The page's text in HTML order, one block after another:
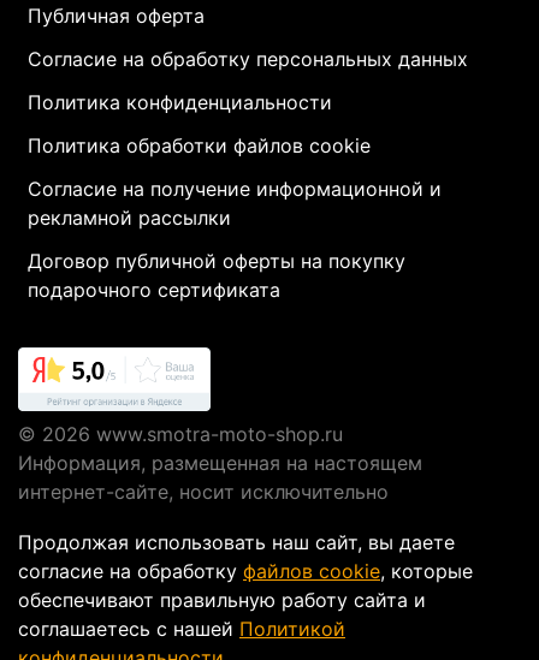
Публичная оферта
Согласие на обработку персональных данных
Политика конфиденциальности
Политика обработки файлов cookie
Согласие на получение информационной и
рекламной рассылки
Договор публичной оферты на покупку
подарочного сертификата
© 2026 www.smotra-moto-shop.ru
Информация, размещенная на настоящем
интернет-сайте, носит исключительно
публичной офертой, определяемой положениями
Статьи 437 ГК РФ.
Продолжая использовать наш сайт, вы даете
согласие на обработку файлов cookie, которые
обеспечивают правильную работу сайта и
соглашаетесь с нашей Политикой